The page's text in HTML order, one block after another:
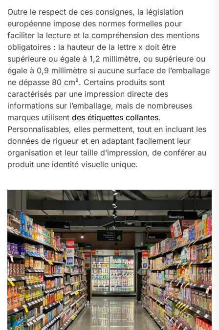
Outre le respect de ces consignes, la législation
européenne impose des normes formelles pour
faciliter la lecture et la compréhension des mentions
obligatoires : la hauteur de la lettre x doit être
supérieure ou égale à 1,2 millimètre, ou supérieure ou
égale à 0,9 millimètre si aucune surface de l’emballage
ne dépasse 80 cm². Certains produits sont
caractérisés par une impression directe des
informations sur l’emballage, mais de nombreuses
marques utilisent des étiquettes collantes.
Personnalisables, elles permettent, tout en incluant les
données de rigueur et en adaptant facilement leur
organisation et leur taille d’impression, de conférer au
produit une identité visuelle unique.